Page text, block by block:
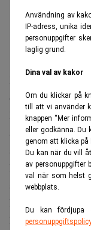
Användning av
IP-adress, unika
personuppgifter
laglig grund.
Dina val av kakor
Om du klickar på
till att vi använder
knappen “Mer
eller godkänna. Du
genom att klicka på
Du kan när du vill
av personuppgifter
val när som helst
webbplats.
Du kan fördjupa
personuppgiftspolicy
I intervjun
omständigheter
Eftersom fadern
aktiemarknaden
sin första
De tidiga
småningom till
När han summerar
haft en ovanligt stor